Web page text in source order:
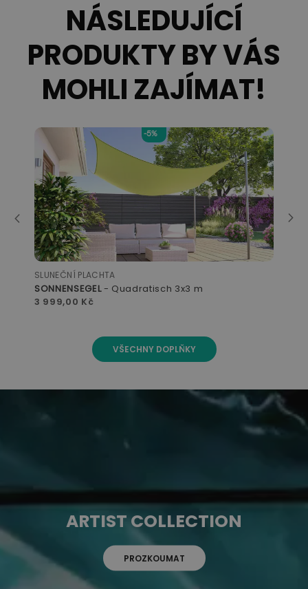
NÁSLEDUJÍCÍ
PRODUKTY BY VÁS
MOHLI ZAJÍMAT!
-5%
RAFA
SLUNEČNÍK
31 499,00 Kč
VŠECHNY DOPLŇKY
ARTIST COLLECTION
PROZKOUMAT